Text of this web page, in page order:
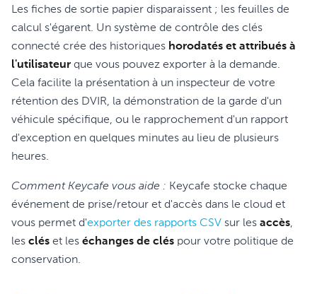
Les fiches de sortie papier disparaissent ; les feuilles de
calcul s'égarent. Un système de contrôle des clés
connecté crée des historiques horodatés et attribués à
l'utilisateur que vous pouvez exporter à la demande.
Cela facilite la présentation à un inspecteur de votre
rétention des DVIR, la démonstration de la garde d'un
véhicule spécifique, ou le rapprochement d'un rapport
d'exception en quelques minutes au lieu de plusieurs
heures.
Comment Keycafe vous aide : Keycafe stocke chaque
événement de prise/retour et d'accès dans le cloud et
vous permet d'exporter des rapports CSV sur les accès,
les clés et les échanges de clés pour votre politique de
conservation.